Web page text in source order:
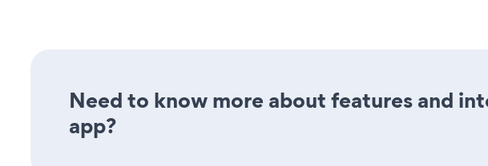
Need to know more about features and
app?